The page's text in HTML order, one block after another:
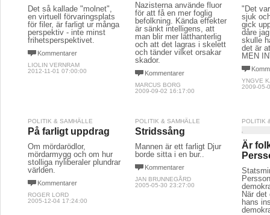
Det så kallade "molnet",
en virtuell förvaringsplats
för filer, är farligt ur många
perspektiv - inte minst
frihetsperspektivet.
Kommentarer
LIOLIN VERNRAM
2012-11-01 07:00:00
Nazisterna använde fluor
för att få en mer foglig
befolkning. Kända effekter
är sänkt intelligens, att
man blir mer lätthanterlig
och att det lagras i skelett
och tänder vilket orsakar
skador.
Kommentarer
MARCUS BORG
2009-09-02 16:17:00
"Det
sjuk
gick
dåre
skulle
det är
MEN
YNGVE
2009-05-
POLITIK & SAMHÄLLE
På farligt uppdrag
Om mördarödlor,
mördarmygg och om hur
stolliga nyliberaler plundrar
världen.
Kommentarer
ROGER LORD
2005-12-04 17:24:00
POLITIK & SAMHÄLLE
Stridssång
Mannen är ett farligt Djur
borde sitta i en bur..
Kommentarer
JAN BRUNNEGÅRD
2005-05-30 23:27:00
POLITIK
Är
När det
hans